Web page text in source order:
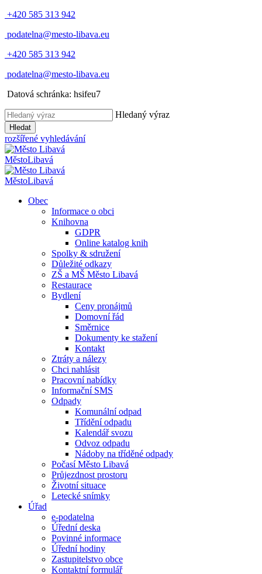
+420 585 313 942
podatelna@mesto-libava.eu
+420 585 313 942
podatelna@mesto-libava.eu
Datová schránka: hsifeu7
Hledaný výraz
Hledat
rozšířené vyhledávání
MěstoLibavá
MěstoLibavá
Obec
Informace o obci
Knihovna
GDPR
Online katalog knih
Spolky & sdružení
Důležité odkazy
ZŠ a MŠ Město Libavá
Restaurace
Bydlení
Ceny pronájmů
Domovní řád
Směrnice
Dokumenty ke stažení
Kontakt
Ztráty a nálezy
Chci nahlásit
Pracovní nabídky
Informační SMS
Odpady
Komunální odpad
Třídění odpadu
Kalendář svozu
Odvoz odpadu
Nádoby na tříděné odpady
Počasí Město Libavá
Průjezdnost prostoru
Životní situace
Letecké snímky
Úřad
e-podatelna
Úřední deska
Povinné informace
Úřední hodiny
Zastupitelstvo obce
Kontaktní formulář